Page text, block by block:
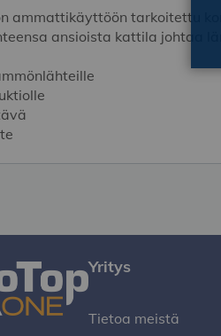
ammattikäyttöön tarkoitettu
ansioista kattila johtaa
Yritys
Tietoa meistä